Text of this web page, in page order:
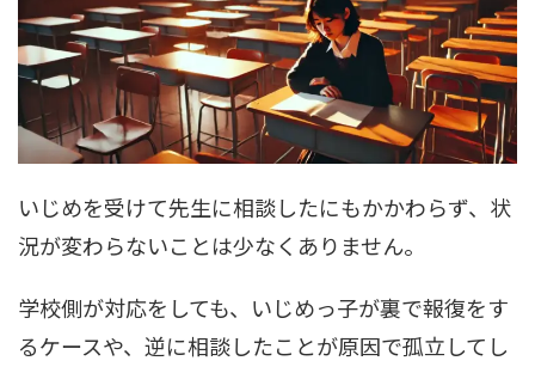
いじめを受けて先生に相談したにもかかわらず、状
況が変わらないことは少なくありません。
学校側が対応をしても、いじめっ子が裏で報復をす
るケースや、逆に相談したことが原因で孤立してし